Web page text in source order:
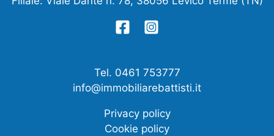
Tel. 0461 753777
info@immobiliarebattisti.it
Privacy policy
Cookie policy